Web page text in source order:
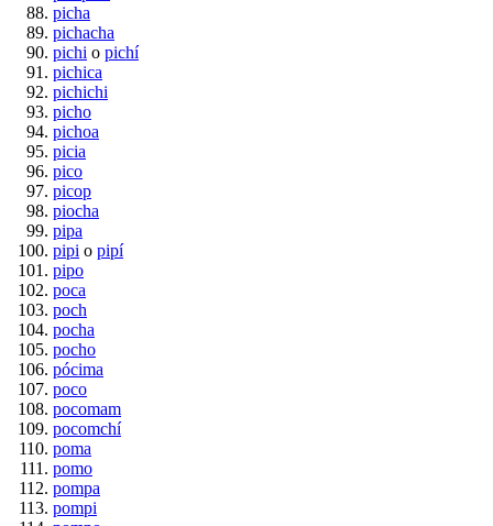
picha
pichacha
pichi o pichí
pichica
pichichi
picho
pichoa
picia
pico
picop
piocha
pipa
pipi o pipí
pipo
poca
poch
pocha
pocho
pócima
poco
pocomam
pocomchí
poma
pomo
pompa
pompi